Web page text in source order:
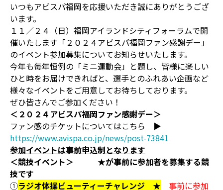
いつもアビスパ福岡を応援いただき誠にありがとうござ
います。
１１／２４（日）福岡アイランドシティフォーラムで開
催いたします「２０２４アビスパ福岡ファン感謝デー」
のイベント参加募集についてお知らせいたします。
今年も毎年恒例の「ミニ運動会」と題し、皆様に楽しい
ひと時をお届けできればと、選手とのふれあい企画など
様々なイベントをご用意してお待ちしております。
ぜひ皆さんでご参加ください！
＜２０２４アビスパ福岡ファン感謝デー＞
ファン感のチケットについてはこちら ▶
https://www.avispa.co.jp/news/post-73841
参加イベントは事前申込制となります
＜競技イベント＞ ★が事前に参加者を募集する競
技です
①ラジオ体操ビューティーチャレンジ ★
事前に参加